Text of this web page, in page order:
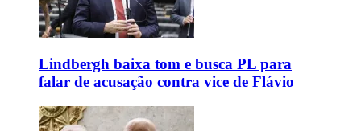
Lindbergh baixa tom e busca PL para
falar de acusação contra vice de Flávio